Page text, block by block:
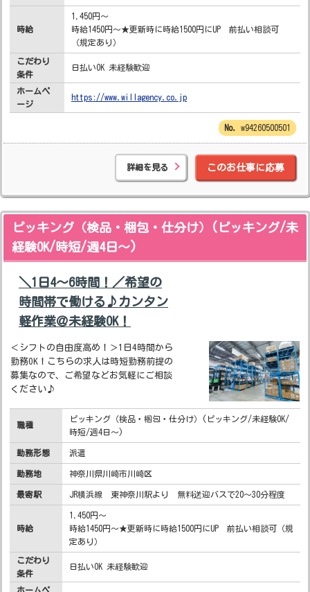
時給
1,450円～
時給1450円～★更新時に時給1500円にUP 前払い相談可
（規定あり）
こだわり
条件
日払いOK 未経験歓迎
ホームペ
ージ
https://www.willagency.co.jp
w94260500501
詳細を見る このお仕事に応募
ピッキング（検品・梱包・仕分け）(ピッキング/未
経験OK/時短/週4日～)
＼1日4～6時間！／希望の
時間帯で働ける♪カンタン
軽作業＠未経験OK！
＜シフトの自由度高め！＞1日4時間から
勤務OK！こちらの求人は時短勤務前提の
募集なので、ご希望などお気軽にご相談
ください♪
職種
ピッキング（検品・梱包・仕分け）(ピッキング/未経験OK/
時短/週4日～)
勤務形態 派遣
勤務地 神奈川県川崎市川崎区
最寄駅 JR横浜線 東神奈川駅より 無料送迎バスで20～30分程度
時給
1,450円～
時給1450円～★更新時に時給1500円にUP 前払い相談可（規
定あり）
こだわり
条件
日払いOK 未経験歓迎
ホームペ